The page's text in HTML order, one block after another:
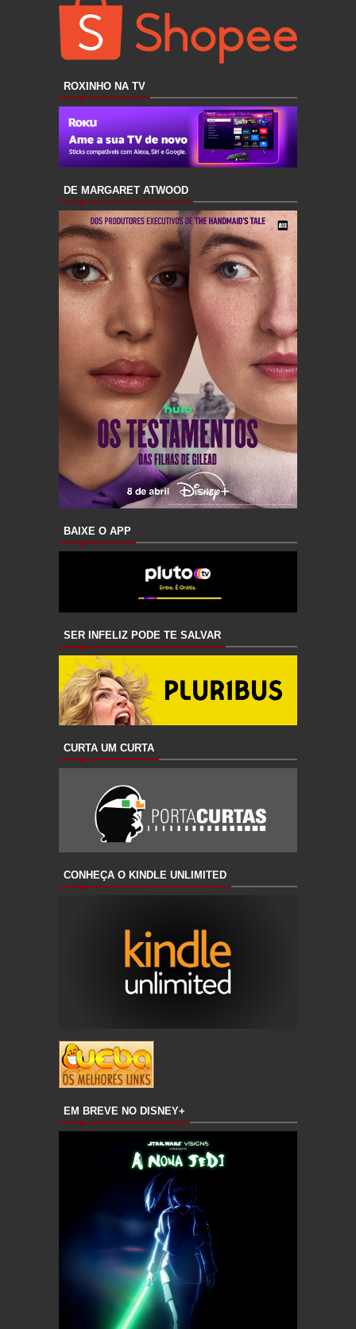
ROXINHO NA TV
DE MARGARET ATWOOD
BAIXE O APP
SER INFELIZ PODE TE SALVAR
CURTA UM CURTA
CONHEÇA O KINDLE UNLIMITED
EM BREVE NO DISNEY+